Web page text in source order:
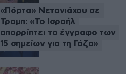
«Πόρτα» Νετανιάχου σε
Τραμπ: «Το Ισραήλ
απορρίπτει το έγγραφο των
15 σημείων για τη Γάζα»